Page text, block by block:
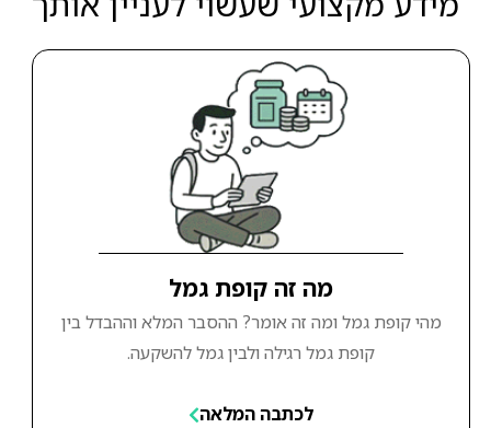
מה זה קופת גמל
מהי קופת גמל ומה זה אומר? ההסבר המלא וההבדל בין
קופת גמל רגילה ולבין גמל להשקעה.
לכתבה המלאה